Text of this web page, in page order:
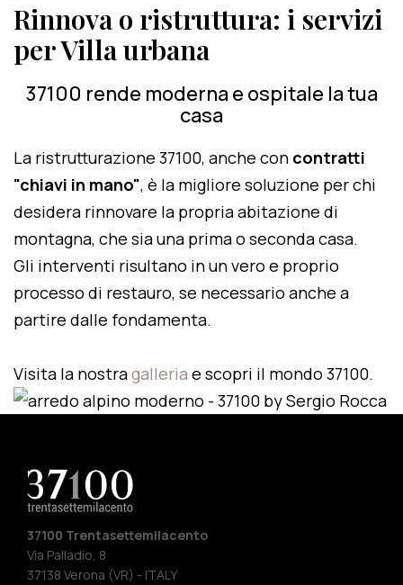
Rinnova o ristruttura: i servizi
per Villa urbana
37100 rende moderna e ospitale la tua
casa
La ristrutturazione 37100, anche con contratti
"chiavi in mano", è la migliore soluzione per chi
desidera rinnovare la propria abitazione di
montagna, che sia una prima o seconda casa.
Gli interventi risultano in un vero e proprio
processo di restauro, se necessario anche a
partire dalle fondamenta.
Visita la nostragalleria e scopri il mondo 37100.
37100 Trentasettemilacento
Via Palladio, 8
37138 Verona (VR) - ITALY